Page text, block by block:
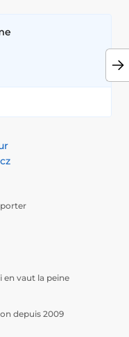
en vaut la peine
depuis 2009